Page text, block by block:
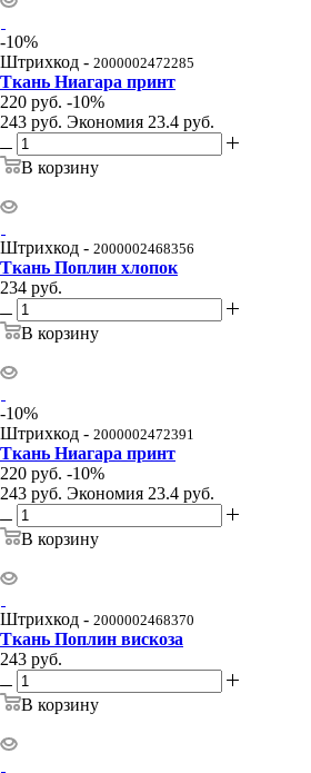
-10%
Штрихкод - 2000002472285
Ткань Ниагара принт
220 руб.
243 руб.
-10%
Экономия 23.4 руб.
В корзину
Штрихкод - 2000002468356
Ткань Поплин хлопок
234 руб.
В корзину
-10%
Штрихкод - 2000002472391
Ткань Ниагара принт
220 руб.
243 руб.
-10%
Экономия 23.4 руб.
В корзину
Штрихкод - 2000002468370
Ткань Поплин вискоза
243 руб.
В корзину